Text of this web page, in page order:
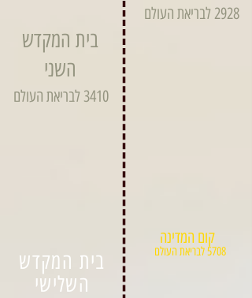
2928 לבריאת העולם
בית המקדש
השני
3410 לבריאת העולם
בית המקדש
השלישי
קום המדינה
5708 לבריאת העולם